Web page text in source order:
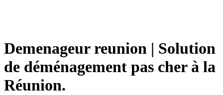
Demenageur reunion | Solution
de déménage­ment pas cher à la
Réunion.